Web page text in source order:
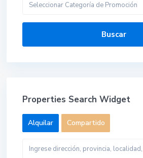
Seleccionar Categoría de Promoción
Buscar
Properties Search Widget
Alquilar Compartido